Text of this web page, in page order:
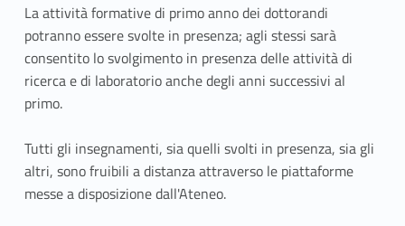
Laattività formative di primo anno dei dottorandi
potranno essere svolte in presenza; agli stessi sarà
consentito lo svolgimento in presenza delle attività di
ricerca e di laboratorio anche degli anni successivi al
primo.
Tutti gli insegnamenti, sia quelli svolti in presenza, sia gli
altri, sono fruibili a distanza attraverso le piattaforme
messe a disposizione dall'Ateneo.